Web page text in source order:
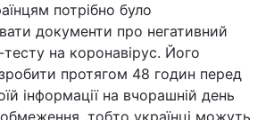
Наука
Лайт
потрібно було
документи про негативний
на коронавірус. Його
протягом 48 годин перед
інформації на вчорашній день
тобто українці можуть